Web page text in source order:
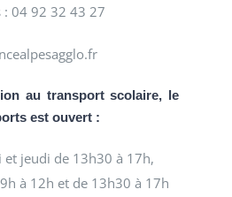
: 04 92 32 43 27
au transport scolaire, le
est ouvert :
et jeudi de 13h30 à 17h,
à 12h et de 13h30 à 17h